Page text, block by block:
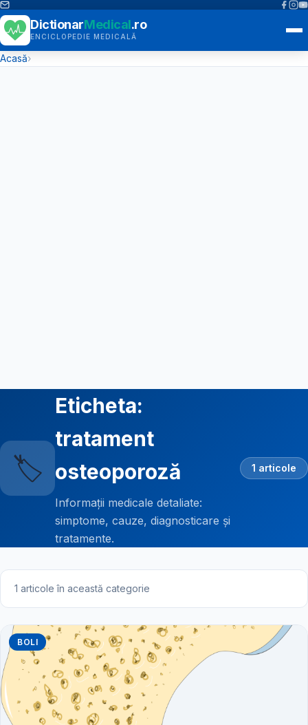
DictionarMedical.ro
ENCICLOPEDIE MEDICALĂ
Acasă›
🏷️
Eticheta:
tratament
osteoporoză
Informații medicale detaliate:
simptome, cauze, diagnosticare și
tratamente.
1 articole
1 articole în această categorie
BOLI